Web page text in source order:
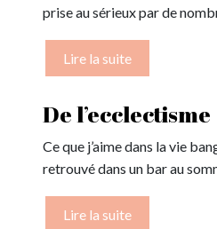
prise au sérieux par de
Lire la suite
De l’ecclectisme
Ce que j’aime dans la vie
retrouvé dans un bar au
Lire la suite